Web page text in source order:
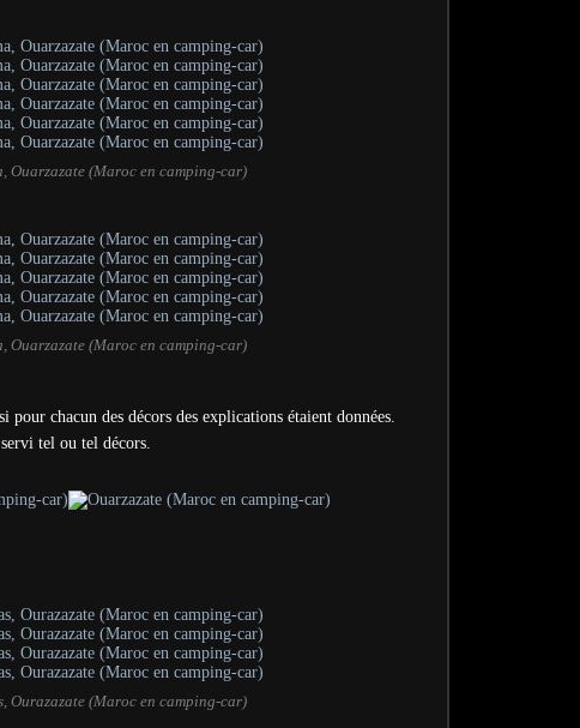
Ouarzazate (Maroc en camping-car)
Ouarzazate (Maroc en camping-car)
chacun des décors des explications étaient données.
tel ou tel décors.
Ourazazate (Maroc en camping-car)